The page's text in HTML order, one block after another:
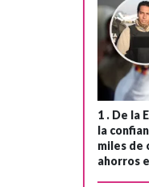
1 . De la
la
miles de
ahorros